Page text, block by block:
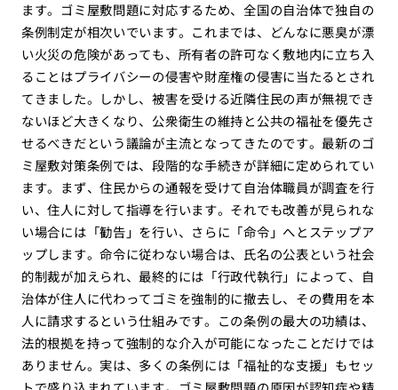
ます。ゴミ屋敷問題に対応するため、全国の自治体で独自の
条例制定が相次いでいます。これまでは、どんなに悪臭が漂
い火災の危険があっても、所有者の許可なく敷地内に立ち入
ることはプライバシーの侵害や財産権の侵害に当たるとされ
てきました。しかし、被害を受ける近隣住民の声が無視でき
ないほど大きくなり、公衆衛生の維持と公共の福祉を優先さ
せるべきだという議論が主流となってきたのです。最新のゴ
ミ屋敷対策条例では、段階的な手続きが詳細に定められてい
ます。まず、住民からの通報を受けて自治体職員が調査を行
い、住人に対して指導を行います。それでも改善が見られな
い場合には「勧告」を行い、さらに「命令」へとステップア
ップします。命令に従わない場合は、氏名の公表という社会
的制裁が加えられ、最終的には「行政代執行」によって、自
治体が住人に代わってゴミを強制的に撤去し、その費用を本
人に請求するという仕組みです。この条例の最大の功績は、
法的根拠を持って強制的な介入が可能になったことだけでは
ありません。実は、多くの条例には「福祉的な支援」もセッ